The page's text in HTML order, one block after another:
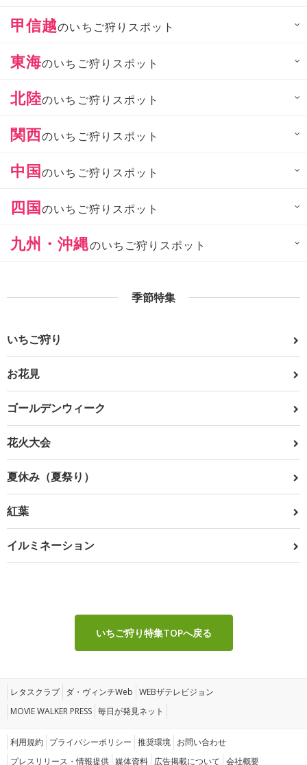
甲信越のいちご狩りスポット
東海のいちご狩りスポット
北陸のいちご狩りスポット
関西のいちご狩りスポット
中国のいちご狩りスポット
四国のいちご狩りスポット
九州・沖縄のいちご狩りスポット
季節特集
いちご狩り
お花見
ゴールデンウィーク
花火大会
夏休み（夏祭り）
紅葉
イルミネーション
いちご狩り特集TOPへ戻る
レタスクラブ ダ・ヴィンチWeb WEBザテレビジョン
MOVIE WALKER PRESS 毎日が発見ネット
利用規約 プライバシーポリシー 推奨環境 お問い合わせ
プレスリリース・情報提供 媒体資料 広告掲載について 会社概要